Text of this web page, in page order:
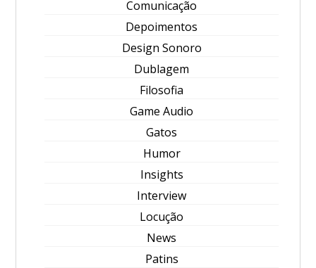
Comunicação
Depoimentos
Design Sonoro
Dublagem
Filosofia
Game Audio
Gatos
Humor
Insights
Interview
Locução
News
Patins